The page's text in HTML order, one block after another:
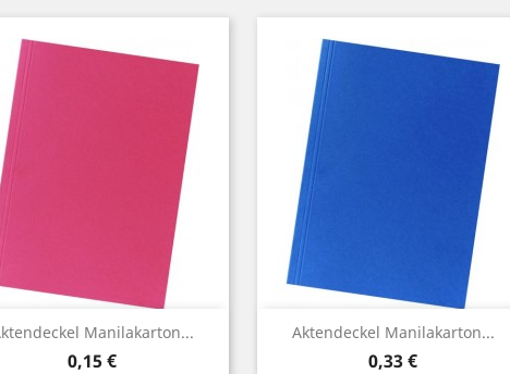
Manilakarton...
Preis
0,15 €
Vorschau Aktendeckel Manilakarton...
Preis
0,33 €
Vorschau